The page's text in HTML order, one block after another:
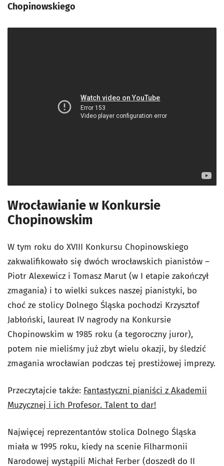
Chopinowskiego
Wrocławianie w Konkursie
Chopinowskim
W tym roku do XVIII Konkursu Chopinowskiego
zakwalifikowało się dwóch wrocławskich pianistów –
Piotr Alexewicz i Tomasz Marut (w I etapie zakończył
zmagania) i to wielki sukces naszej pianistyki, bo
choć ze stolicy Dolnego Śląska pochodzi Krzysztof
Jabłoński, laureat IV nagrody na Konkursie
Chopinowskim w 1985 roku (a tegoroczny juror),
potem nie mieliśmy już zbyt wielu okazji, by śledzić
zmagania wrocławian podczas tej prestiżowej imprezy.
Przeczytajcie także: Fantastyczni pianiści z Akademii
Muzycznej i ich Profesor. Talent to dar!
Najwięcej reprezentantów stolica Dolnego Śląska
miała w 1995 roku, kiedy na scenie Filharmonii
Narodowej wystąpili Michał Ferber (doszedł do II